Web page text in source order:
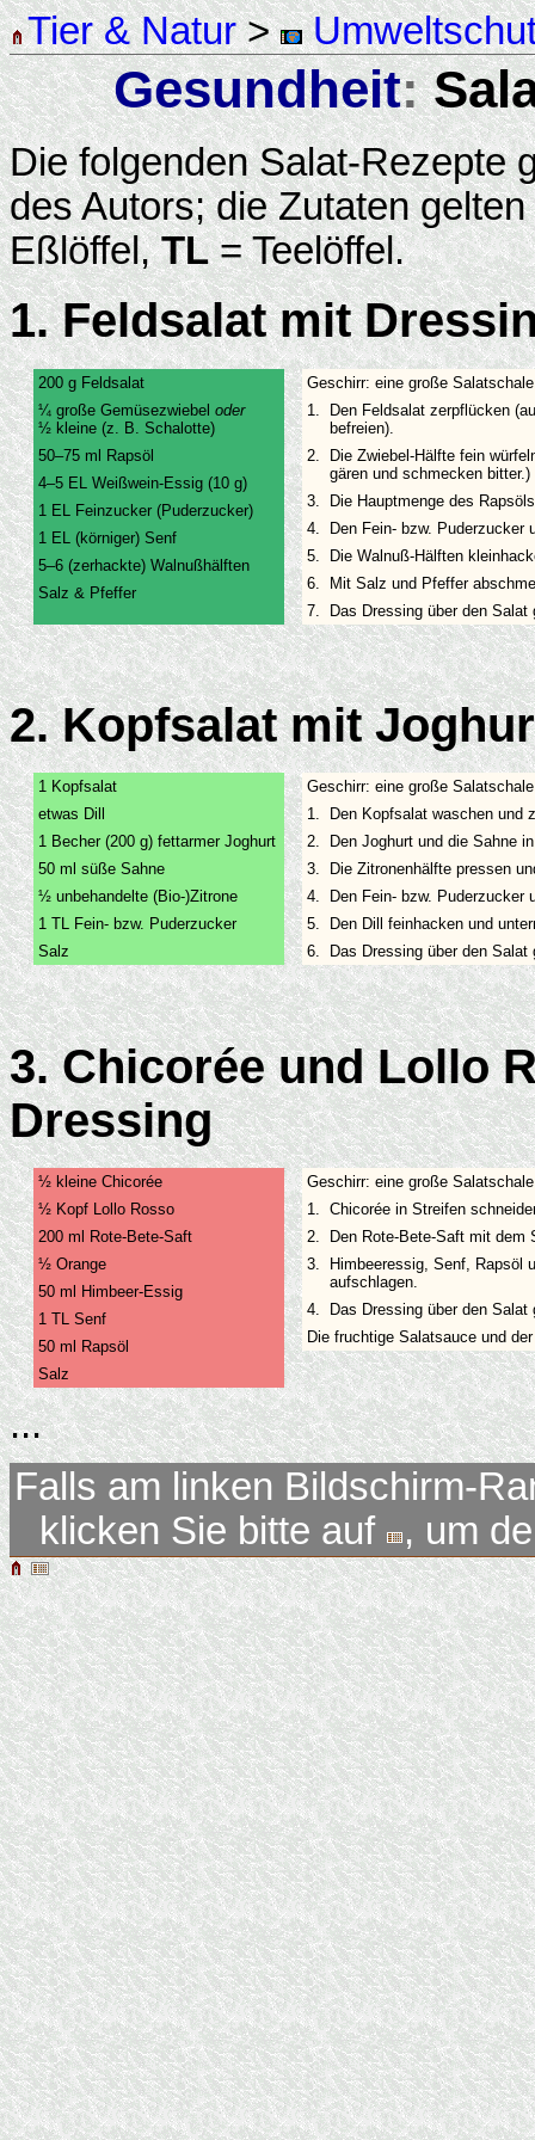
Tier & Natur>
Gesundheit:
Die folgenden Salat-Rezepte
des Autors; die Zutaten
Eßlöffel,TL= Teelöffel.
1. Feldsalat mit
200 g Feldsalat
¼ große Gemüsezwiebel oder
½ kleine (z. B. Schalotte)
50–75 ml Rapsöl
4–5 EL Weißwein-Essig (10 g)
1 EL Feinzucker (Puderzucker)
1 EL (körniger) Senf
5–6 (zerhackte) Walnußhälften
Salz & Pfeffer
Geschirr: eine große
1.
Den Feldsalat zerpflücken
befreien).
2.
Die Zwiebel-Hälfte fein
gären und schmecken bitter.)
3.
Die Hauptmenge des
4.
Den Fein- bzw. Puderzucker
5.
Die Walnuß-Hälften
6.
Mit Salz und Pfeffer
7.
Das Dressing über den Salat
2. Kopfsalat mit
1 Kopfsalat
etwas Dill
1 Becher (200 g) fettarmer Joghurt
50 ml süße Sahne
½ unbehandelte (Bio-)Zitrone
1 TL Fein- bzw. Puderzucker
Salz
Geschirr: eine große
1.
Den Kopfsalat waschen und
2.
Den Joghurt und die Sahne
3.
Die Zitronenhälfte pressen
4.
Den Fein- bzw. Puderzucker
5.
Den Dill feinhacken und
6.
Das Dressing über den Salat
3. Chicorée und Lollo
Dressing
½ kleine Chicorée
½ Kopf Lollo Rosso
200 ml Rote-Bete-Saft
½ Orange
50 ml Himbeer-Essig
1 TL Senf
50 ml Rapsöl
Salz
Geschirr: eine große
1.
Chicorée in Streifen
2.
Den Rote-Bete-Saft mit dem
3.
Himbeeressig, Senf, Rapsöl
aufschlagen.
4.
Das Dressing über den
Die fruchtige Salatsauce und
...
Falls am linken Bildschirm-
klicken Sie bitte auf
, um